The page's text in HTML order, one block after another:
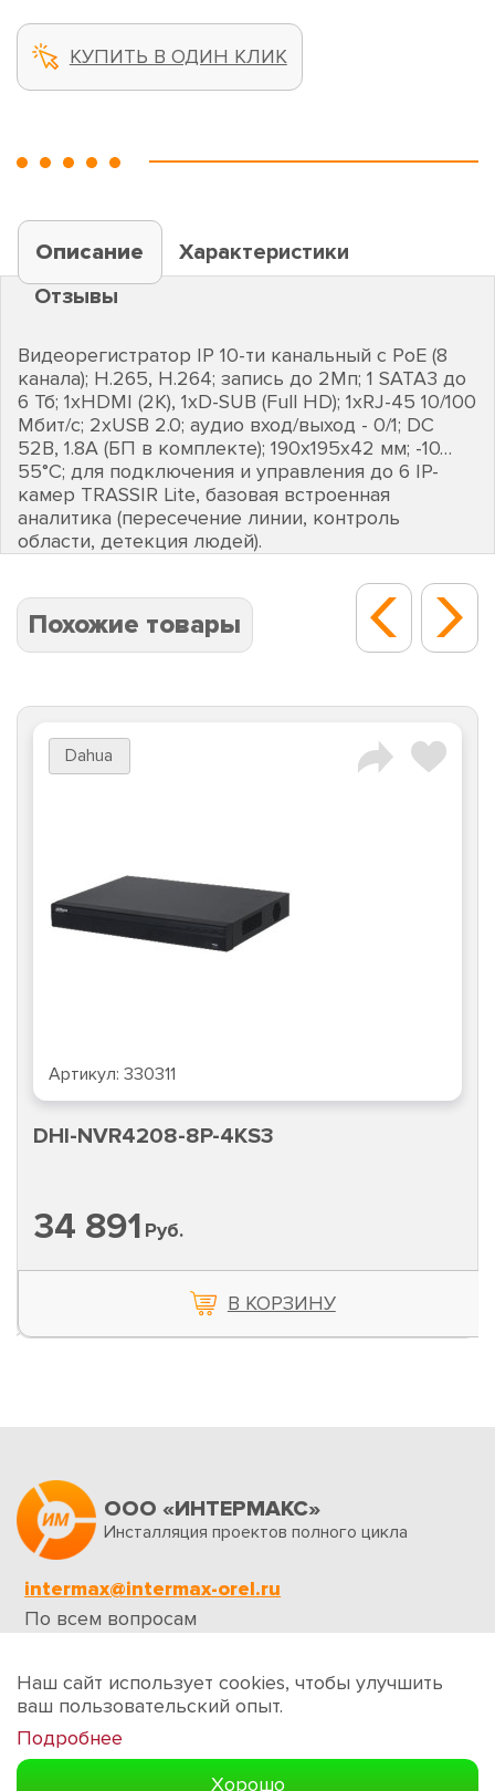
КУПИТЬ В ОДИН КЛИК
Описание
Характеристики
Отзывы
Видеорегистратор IP 10-ти канальный с PoE (8
канала); H.265, H.264; запись до 2Мп; 1 SATA3 до
6 Тб; 1хHDMI (2K), 1хD-SUB (Full HD); 1хRJ-45 10/100
Мбит/с; 2хUSB 2.0; аудио вход/выход - 0/1; DC
52В, 1.8A (БП в комплекте); 190х195х42 мм; -10…
55°C; для подключения и управления до 6 IP-
камер TRASSIR Lite, базовая встроенная
аналитика (пересечение линии, контроль
области, детекция людей).
Похожие товары
Dahua
Артикул: 330311
DHI-NVR4208-8P-4KS3
34 891 Руб.
В КОРЗИНУ
ООО «ИНТЕРМАКС»
Инсталляция проектов полного цикла
intermax@intermax-orel.ru
По всем вопросам
Обратная связь
Наш сайт использует cookies, чтобы улучшить
ваш пользовательский опыт.
Подробнее
Хорошо